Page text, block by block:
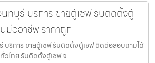
ทบุรี บริการ ขายตู้เซฟ รับติดตั้งตู้
มืออาชีพ ราคาถูก
บริการ ขายตู้เซฟ รับติดตั้งตู้เซฟ ติดต่อสอบถามได้
วไทย รับติดตั้งตู้เซฟ จ